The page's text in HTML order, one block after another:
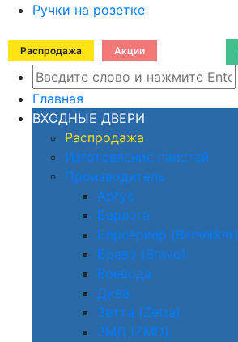
Ручки на розетке
Распродажа Акции
Главная
ВХОДНЫЕ ДВЕРИ
Распродажа
Изготовление панелей
Производитель
Аргус
Берлога
Берсеркер (Berserker)
Браво (Bravo)
Воевода
Дива
Зетта (Zetta)
ЗМД (ZMD)